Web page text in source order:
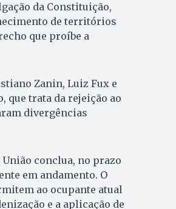
da Constituição,
de territórios
que proíbe a
Zanin, Luiz Fux e
que trata da rejeição ao
divergências
conclua, no prazo
em andamento. O
ao ocupante atual
e a aplicação de